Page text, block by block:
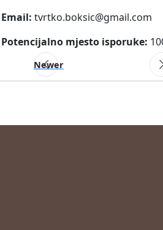
Email: tvrtko.boksic@gmail.com
Potencijalno mjesto isporuke:
Newer